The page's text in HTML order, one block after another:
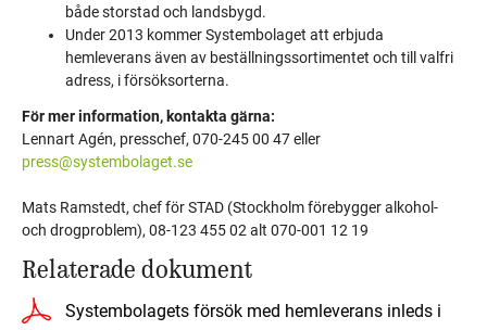
både storstad och landsbygd.
Under 2013 kommer Systembolaget att erbjuda
hemleverans även av beställningssortimentet och till valfri
adress, i försöksorterna.
För mer information, kontakta gärna:
Lennart Agén, presschef, 070-245 00 47 eller
press@systembolaget.se
Mats Ramstedt, chef för STAD (Stockholm förebygger alkohol-
och drogproblem), 08-123 455 02 alt 070-001 12 19
Relaterade dokument
Systembolagets försök med hemleverans inleds i